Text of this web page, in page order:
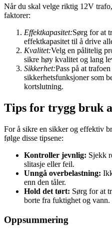
Når du skal velge riktig 12V
faktorer:
Effektkapasitet:Sørg for at
effektkapasitet til å drive
Kvalitet:Velg en pålitelig
sikre høy kvalitet og lang
Sikkerhet:Pass på at
sikkerhetsfunksjoner som
kortslutning.
Tips for trygg bruk
For å sikre en sikker og effektiv
følge disse tipsene:
Kontroller jevnlig: Sjekk
slitasje eller feil.
Unngå overbelastning:
enn den tåler.
Hold det tørt: Sørg for at
borte fra fuktighet og vann.
Oppsummering